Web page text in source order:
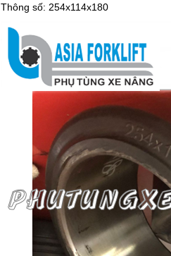
Thông số: 254x114x180